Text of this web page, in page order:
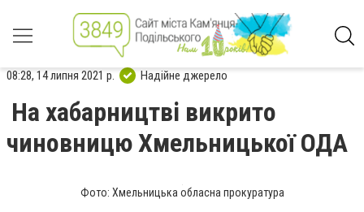
08:28, 14 липня 2021 р. Надійне джерело
На хабарництві викрито
чиновницю Хмельницької ОДА
Фото: Хмельницька обласна прокуратура